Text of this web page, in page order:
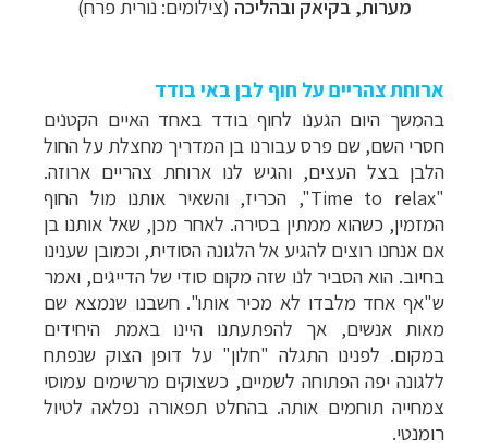
מערות, בקיאק ובהליכה (צילומים: נורית פרח)
ארוחת צהריים על חוף לבן באי בודד
בהמשך היום הגענו לחוף בודד באחד האיים הקטנים
חסרי השם, שם פרס עבורנו בן המדריך מחצלת על החול
הלבן בצל העצים, והגיש לנו ארוחת צהריים ארוזה.
"
Time to relax", הכריז, והשאיר אותנו מול החוף
המזמין, כשהוא ממתין בסירה. לאחר מכן, שאל אותנו בן
אם אנחנו רוצים להגיע אל הלגונה הסודית, וכמובן שענינו
בחיוב. הוא הסביר לנו שזה מקום סודי של הדייגים, ואמר
ש"אף אחד מלבדו לא מכיר אותו". חשבנו שנמצא שם
מאות אנשים, אך להפתעתנו היינו באמת היחידים
במקום. לפנינו התגלה "חלון" על דופן הצוק שנפתח
ללגונה יפה הפתוחה לשמיים, כשצוקים מרשימים עמוסי
צמחייה תוחמים אותה. בהחלט תפאורה נפלאה לטיול
רומנטי.